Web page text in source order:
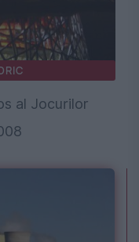
al Jocurilor